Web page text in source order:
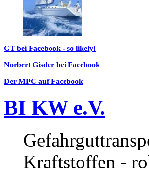
GT bei Facebook - so likely!
Norbert Gisder bei Facebook
Der MPC auf Facebook
BI KW e.V.
Kraftstoffen -